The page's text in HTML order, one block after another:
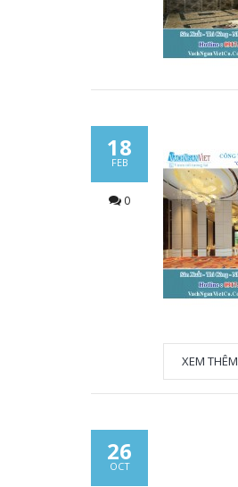
18
FEB
0
XEM THÊM
26
OCT